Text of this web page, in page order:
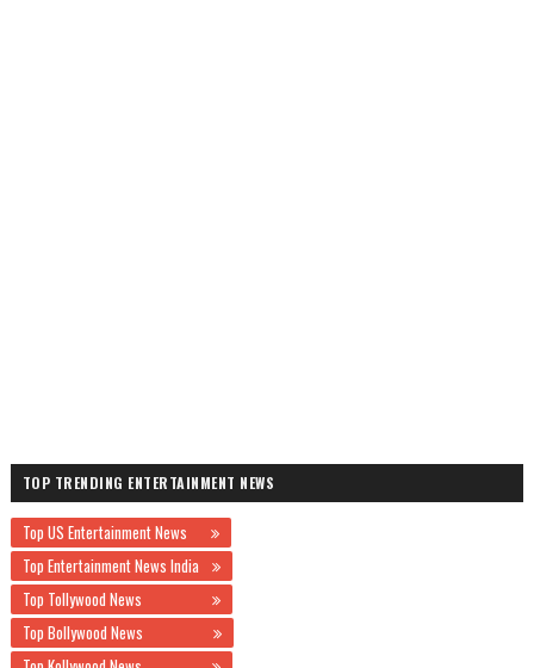
TOP TRENDING ENTERTAINMENT NEWS
Top US Entertainment News
Top Entertainment News India
Top Tollywood News
Top Bollywood News